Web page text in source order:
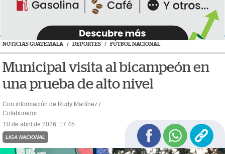
NOTICIAS GUATEMALA / DEPORTES / FÚTBOL NACIONAL
Municipal visita al bicampeón en
una prueba de alto nivel
Con información de Rudy Martínez /
Colaborador
10 de abril de 2026, 17:45
LIGA NACIONAL